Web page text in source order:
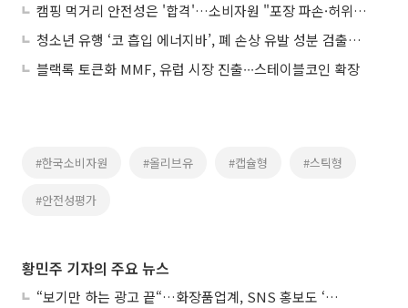
캠핑 먹거리 안전성은 '합격'…소비자원 "포장 파손·허위표시는 개선해야"
청소년 유행 ‘코 흡입 에너지바’, 폐 손상 유발 성분 검출…소비자원 “판매중단 권고”
블랙록 토큰화 MMF, 유럽 시장 진출∙∙∙스테이블코인 확장
#한국소비자원 #올리브유 #캡슐형 #스틱형
#안전성평가
황민주 기자의 주요 뉴스
“보기만 하는 광고 끝“…화장품업계, SNS 홍보도 ‘참여형 콘텐츠’로 변모